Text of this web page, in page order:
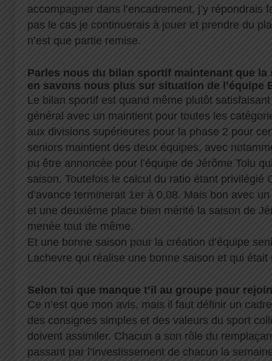
accompagner dans l’encadrement, j’y répondrais
pas le cas je continuerais à jouer et prendre du
n’est que partie remise.
Parles nous du bilan sportif maintenant que la
en savons nous plus sur situation de l’équipe
Le bilan sportif est quand même plutôt
général avec un maintient pour toutes les
aux divisions supérieures pour la phase 2 pour
seniors maintient des deux équipes, avec
pu être annoncée pour l’équipe de Jérôme Tolu
saison. Toutefois le calcul du ratio étant privilégié
d’avance terminerait 1er à 0,08. Mais bon avec
et une deuxième place bien mérité la saison de
menée tout de même.
Et une bonne saison pour la création d’équipe
Lachevre qui réalise une bonne saison et qui
Selon toi que manque t’il au groupe pour
Ce n’est que mon avis, mais il faut définir un
des consignes simples et des valeurs du sport
doivent assimiler. Chacun a son rôle du
passant par l’investissement de chacun la